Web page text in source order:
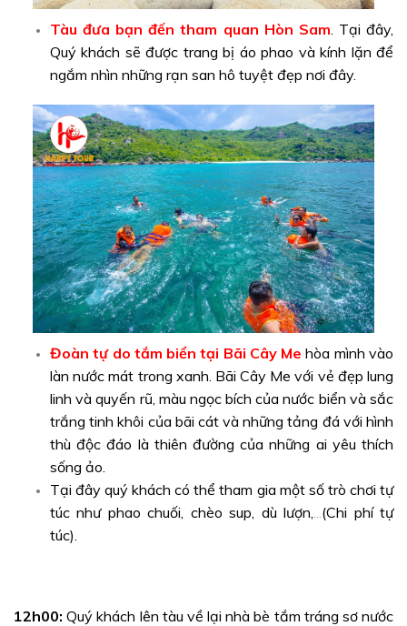
Tàu đưa bạn đếntham quan Hòn Sam. Tại đây,
Quý khách sẽ được trang bị áo phao và kính lặn để
ngắm nhìn những rạn san hô tuyệt đẹp nơi đây.
Đoàn tự do tắm biển tại Bãi Cây Me hòa mình vào
làn nước mát trong xanh. Bãi Cây Me với vẻ đẹp lung
linh và quyến rũ, màu ngọc bích của nước biển và sắc
trắng tinh khôi của bãi cát và những tảng đá với hình
thù độc đáo là thiên đường của những ai yêu thích
sống ảo.
Tại đây quý khách có thể tham gia một số trò chơi tự
túc như phao chuối, chèo sup, dù lượn,
(Chi phí tự
túc).
12h00:Quý khách lên tàu về lại nhà bè tắm tráng sơ nước